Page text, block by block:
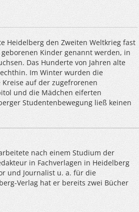
Heidelberg den Zweiten Weltkrieg fast
Kinder genannt werden, in
Das Hunderte von Jahren alte
Im Winter wurden die
auf der zugefrorenen
und die Mädchen eiferten
Studentenbewegung ließ keinen
nach einem Studium der
in Fachverlagen in Heidelberg
und Journalist u. a. für die
Verlag hat er bereits zwei Bücher